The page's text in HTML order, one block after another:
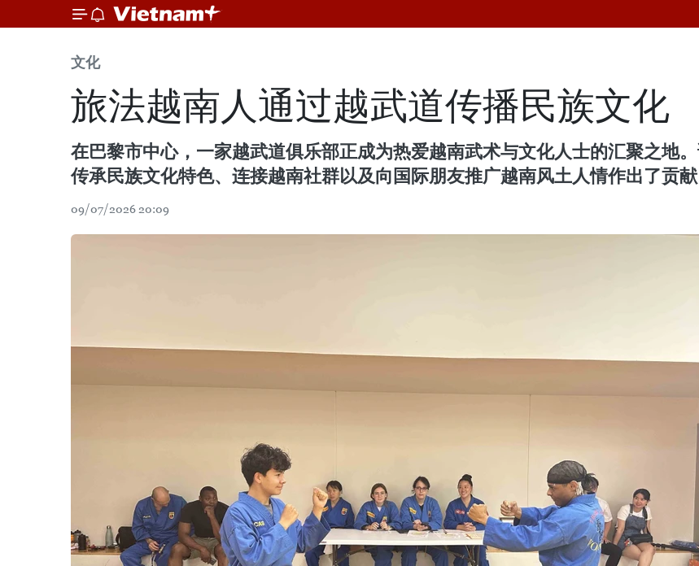
文化
旅法越南人通过越武道传播民族文化
在巴黎市中心，一家越武道俱乐部正成为热爱越南武术与文化人士的汇聚之地
传承民族文化特色、连接越南社群以及向国际朋友推广越南风土人情作出了贡献
09/07/2026 20:09